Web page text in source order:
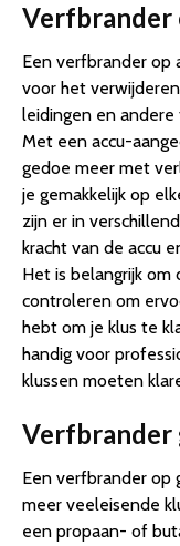
Verfbrander
Een verfbrander op
voor het
leidingen en andere
Met een accu-
gedoe meer met
je gemakkelijk op
zijn er in
kracht van de accu
Het is belangrijk
controleren om
hebt om je klus te
handig voor
klussen moeten
Verfbrander
Een verfbrander op
meer veeleisende
een propaan- of